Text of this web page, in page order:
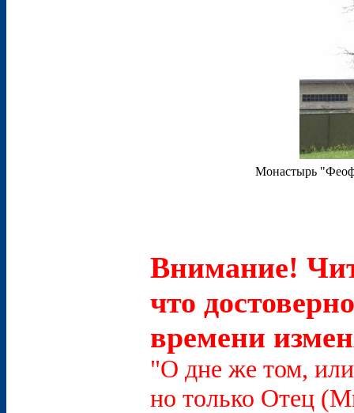
Монастырь
Внимание!
что
времени
"О дне же том,
но только Отец